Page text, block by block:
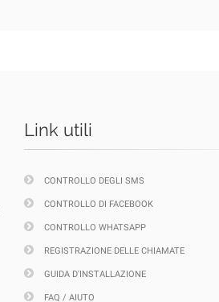
Link utili
CONTROLLO DEGLI SMS
CONTROLLO DI FACEBOOK
CONTROLLO WHATSAPP
REGISTRAZIONE DELLE CHIAMATE
GUIDA D'INSTALLAZIONE
FAQ / AIUTO